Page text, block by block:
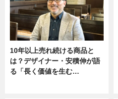
10年以上売れ続ける商品と
は？デザイナー・安積伸が語
る「長く価値を生む…